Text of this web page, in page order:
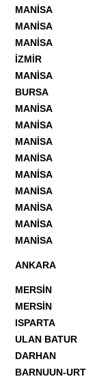
MANİSA
MANİSA
MANİSA
İZMİR
MANİSA
BURSA
MANİSA
MANİSA
MANİSA
MANİSA
MANİSA
MANİSA
MANİSA
MANİSA
MANİSA
ANKARA
MERSİN
MERSİN
ISPARTA
ULAN BATUR
DARHAN
BARNUUN-URT